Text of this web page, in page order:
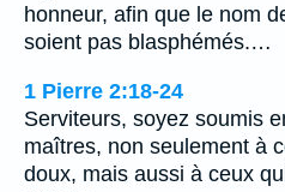
honneur, afin que le nom
soient pas blasphémés.…
1 Pierre 2:18-24
Serviteurs, soyez soumis
maîtres, non seulement à
doux, mais aussi à ceux